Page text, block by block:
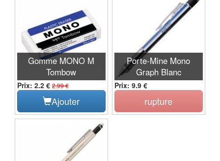
Gomme MONO M
Tombow
Prix: 2.2 € 2.99 €
Ajouter
Porte-Mine Mono
Graph Blanc
Prix: 9.9 €
rupture